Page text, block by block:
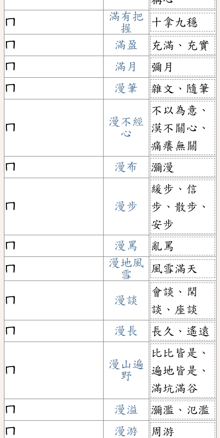
ㄇ
滿有把
握
十拿九穩
ㄇ
滿盈
充滿、充實
ㄇ
滿月
彌月
ㄇ
漫筆 雜文、隨筆
ㄇ
漫不經
心
不以為意、
漠不關心、
痛癢無關
ㄇ
漫布 瀰漫
ㄇ 漫步
緩步、信
步、散步、
安步
ㄇ
漫罵
亂罵
ㄇ
漫地風
雪
風雪滿天
ㄇ 漫談
會談、閑
談、座談
ㄇ
漫長 長久、遙遠
ㄇ
漫山遍
野
比比皆是、
遍地皆是、
滿坑滿谷
ㄇ
漫溢
瀰濫、氾濫
ㄇ
漫游
周游